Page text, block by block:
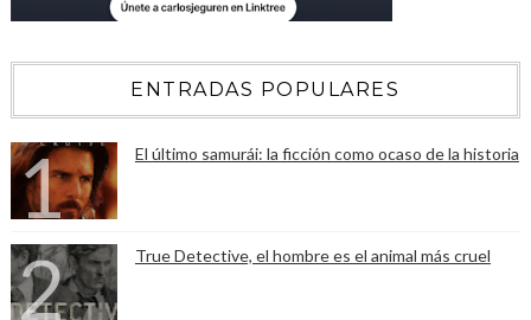
ENTRADAS POPULARES
El último samurái: la ficción como ocaso de la historia
True Detective, el hombre es el animal más cruel